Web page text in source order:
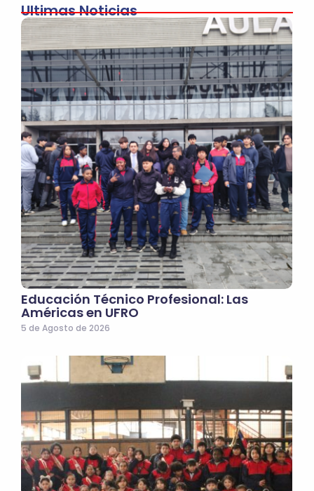
Ultimas Noticias
Educación Técnico Profesional: Las
Américas en UFRO
5 de Agosto de 2026